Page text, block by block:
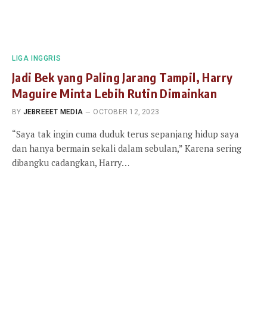
LIGA INGGRIS
Jadi Bek yang Paling Jarang Tampil, Harry
Maguire Minta Lebih Rutin Dimainkan
BY JEBREEET MEDIA OCTOBER 12, 2023
“Saya tak ingin cuma duduk terus sepanjang hidup saya
dan hanya bermain sekali dalam sebulan,” Karena sering
dibangku cadangkan, Harry…